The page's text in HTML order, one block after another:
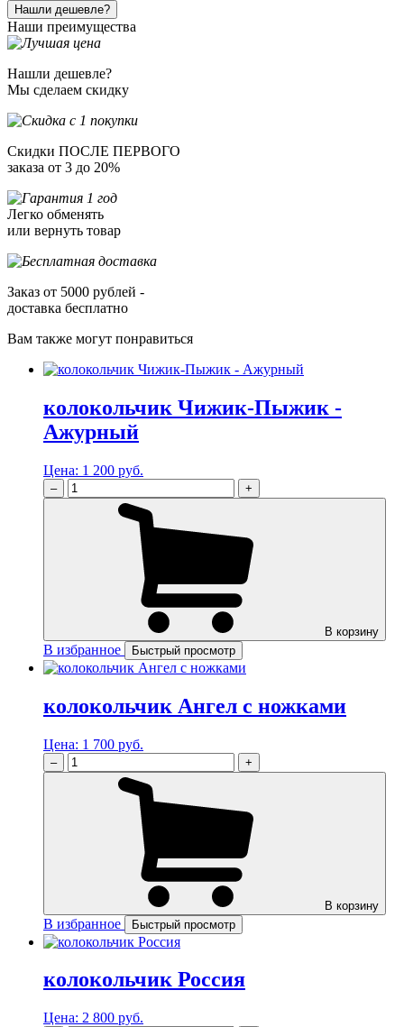
Нашли дешевле?
Наши преимущества
Нашли дешевле?
Мы сделаем скидку
Скидки ПОСЛЕ ПЕРВОГО
заказа от 3 до 20%
Легко обменять
или вернуть товар
Заказ от 5000 рублей -
доставка бесплатно
Вам также могут понравиться
колокольчик Чижик-Пыжик -
Ажурный
Цена: 1 200 руб.
– +
В корзину
В избранное Быстрый просмотр
колокольчик Ангел с ножками
Цена: 1 700 руб.
– +
В корзину
В избранное Быстрый просмотр
колокольчик Россия
Цена: 2 800 руб.